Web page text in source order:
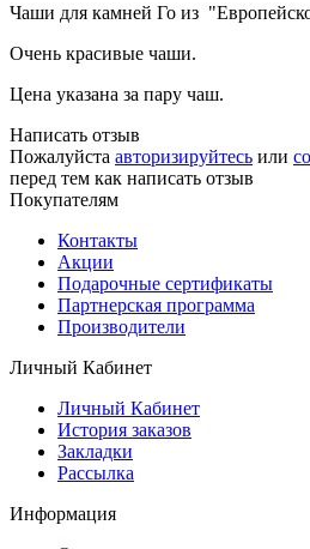
Чаши для камней Го из
Очень красивые чаши.
Цена указана за пару чаш.
Написать отзыв
Пожалуйста авторизируйтесь или
перед тем как написать отзыв
Покупателям
Контакты
Акции
Подарочные сертификаты
Партнерская программа
Производители
Личный Кабинет
Личный Кабинет
История заказов
Закладки
Рассылка
Информация